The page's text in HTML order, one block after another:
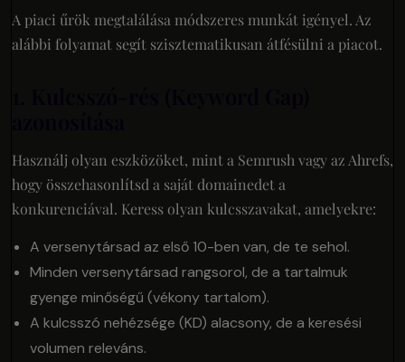
A piaci űrök megtalálása módszeres munkát igényel. Az
alábbi folyamat segít szisztematikusan átfésülni a piacot.
Használj olyan eszközöket, mint a Semrush vagy az Ahrefs,
hogy összehasonlítsd a saját domainedet a
konkurenciával. Keress olyan kulcsszavakat, amelyekre:
A versenytársad az első 10-ben van, de te sehol.
Minden versenytársad rangsorol, de a tartalmuk
gyenge minőségű (vékony tartalom).
A kulcsszó nehézsége (KD) alacsony, de a keresési
volumen releváns.